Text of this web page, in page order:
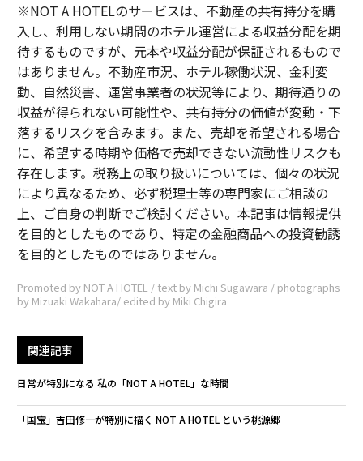
※NOT A HOTELのサービスは、不動産の共有持分を購
入し、利用しない期間のホテル運営による収益分配を期
待するものですが、元本や収益分配が保証されるもので
はありません。不動産市況、ホテル稼働状況、金利変
動、自然災害、運営事業者の状況等により、期待通りの
収益が得られない可能性や、共有持分の価値が変動・下
落するリスクを含みます。また、売却を希望される場合
に、希望する時期や価格で売却できない流動性リスクも
存在します。税務上の取り扱いについては、個々の状況
により異なるため、必ず税理士等の専門家にご相談の
上、ご自身の判断でご検討ください。本記事は情報提供
を目的としたものであり、特定の金融商品への投資勧誘
を目的としたものではありません。
Promoted by NOT A HOTEL / text by Michi Sugawara / photographs
by Mizuaki Wakahara/ edited by Miki Chigira
関連記事
日常が特別になる 私の「NOT A HOTEL」な時間
「国宝」吉田修一が特別に描く NOT A HOTEL という桃源郷